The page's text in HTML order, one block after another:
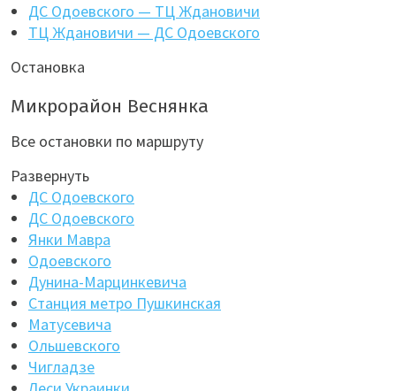
ДС Одоевского — ТЦ Ждановичи
ТЦ Ждановичи — ДС Одоевского
Остановка
Микрорайон Веснянка
Все остановки по маршруту
Развернуть
ДС Одоевского
ДС Одоевского
Янки Мавра
Одоевского
Дунина-Марцинкевича
Станция метро Пушкинская
Матусевича
Ольшевского
Чигладзе